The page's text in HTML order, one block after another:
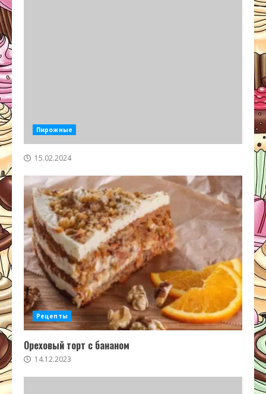
Пирожные
15.02.2024
Рецепты
Ореховый торт с бананом
14.12.2023